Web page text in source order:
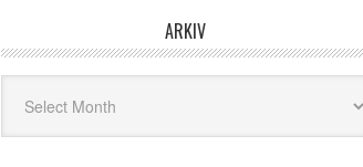
ARKIV